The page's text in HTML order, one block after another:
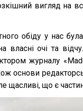
вигляд на
обіду у нас
власні очі та
журналу
основи
що є